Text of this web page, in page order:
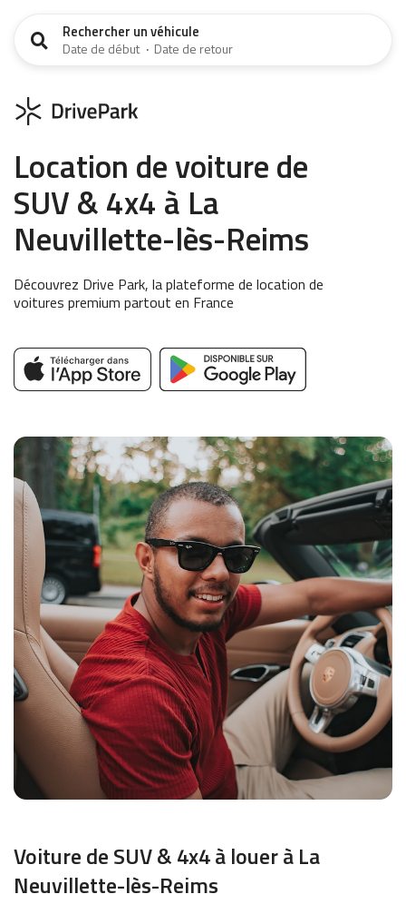
Rechercher un véhicule
Date de début · Date de retour
Location de voiture de
SUV & 4x4 à La
Neuvillette-lès-Reims
Découvrez Drive Park, la plateforme de location de
voitures premium partout en France
Voiture de SUV & 4x4 à louer à La
Neuvillette-lès-Reims